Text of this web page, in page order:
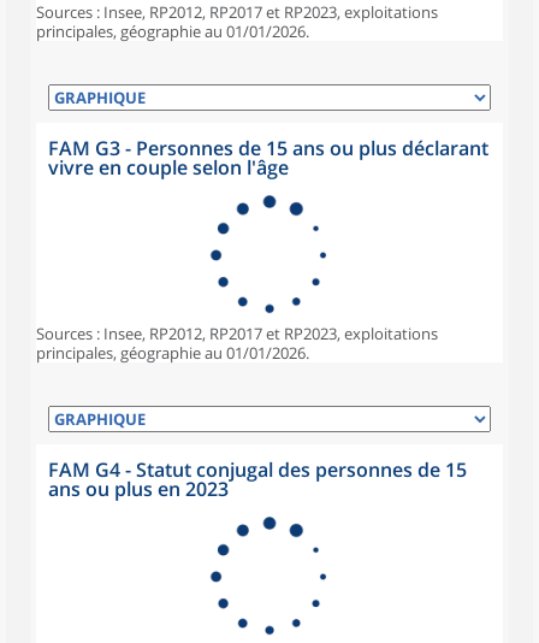
Sources : Insee, RP2012, RP2017 et RP2023, exploitations
principales, géographie au 01/01/2026.
FAM G3 - Personnes de 15 ans ou plus déclarant
vivre en couple selon l'âge
Sources : Insee, RP2012, RP2017 et RP2023, exploitations
principales, géographie au 01/01/2026.
FAM G4 - Statut conjugal des personnes de 15
ans ou plus en 2023